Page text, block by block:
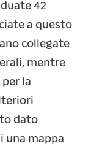
42
a questo
collegate
mentre
la
dato
una mappa